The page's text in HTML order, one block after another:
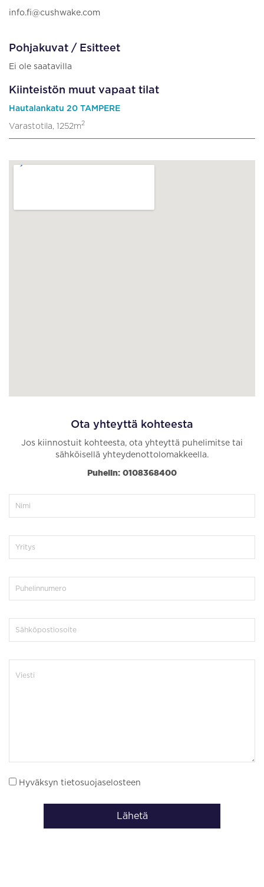
info.fi@cushwake.com
Pohjakuvat / Esitteet
Ei ole saatavilla
Kiinteistön muut vapaat tilat
Hautalankatu 20 TAMPERE
Varastotila, 1252m2
Ota yhteyttä kohteesta
Jos kiinnostuit kohteesta, ota yhteyttä puhelimitse tai
sähköisellä yhteydenottolomakkeella.
Puhelin: 0108368400
Hyväksyn tietosuojaselosteen
Lähetä